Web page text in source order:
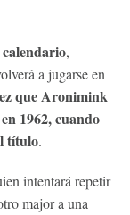
,
a jugarse en
que Aronimink
1962, cuando
título.
intentará repetir
major a una